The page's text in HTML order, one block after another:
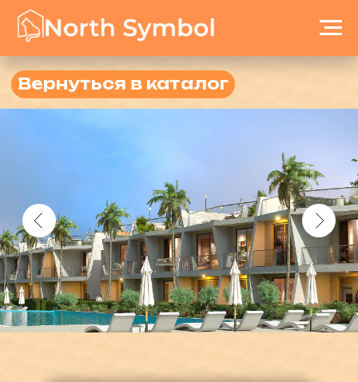
Dolce Mare
ID:088
Вернуться в каталог
Город: Фамагуста
Кол-во комнат: 3+1